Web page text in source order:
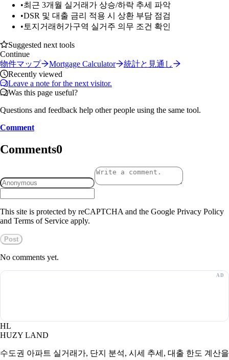
•최근 3개월 실거래가 상승/하락 추세 파악
•DSR 및 대출 금리 적용 시 상환 부담 점검
• 토지거래허가구역 실거주 의무 조건 확인
Suggested next tools
Continue
物件マップ
Mortgage Calculator
統計と見通し
Recently viewed
Leave a note for the next visitor.
Was this page useful?
Questions and feedback help other people using the same tool.
Comment
Comments0
This site is protected by reCAPTCHA and the Google Privacy Policy
and Terms of Service apply.
Post
No comments yet.
HL
HUZY LAND
수도권 아파트 실거래가, 단지 분석, 시세 추세, 대출 한도 계산을